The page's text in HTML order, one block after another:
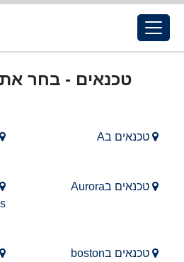
טכנאים - בחר
טכנאים בA
טכנאים בAurora
טכנאים בboston